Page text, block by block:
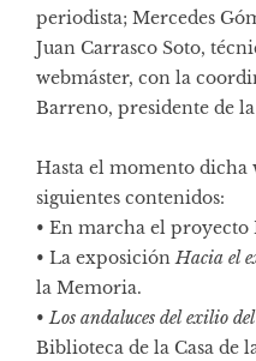
periodista; Mercedes
Juan Carrasco Soto,
webmáster, con la
Barreno, presidente de
Hasta el momento dicha
siguientes contenidos:
• En marcha el
• La exposiciónHacia el
la Memoria.
•Los andaluces del exilio
Biblioteca de la Casa de